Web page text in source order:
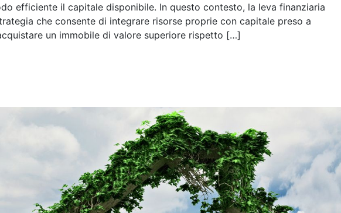
efficiente il capitale disponibile. In questo contesto, la leva finanziaria
che consente di integrare risorse proprie con capitale preso a
un immobile di valore superiore rispetto […]